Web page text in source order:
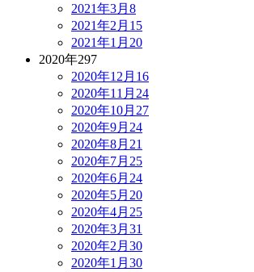
2021年3月 8
2021年2月 15
2021年1月 20
2020年297
2020年12月 16
2020年11月 24
2020年10月 27
2020年9月 24
2020年8月 21
2020年7月 25
2020年6月 24
2020年5月 20
2020年4月 25
2020年3月 31
2020年2月 30
2020年1月 30